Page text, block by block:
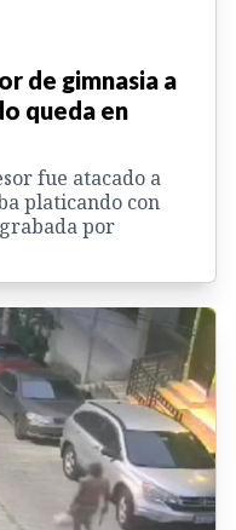
de gimnasia a
queda en
fue atacado a
platicando con
por